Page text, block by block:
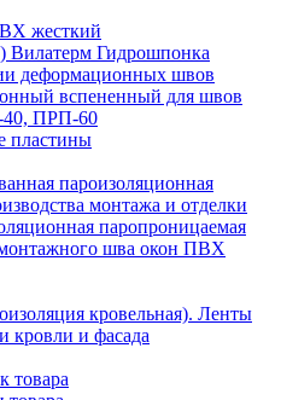
жесткий
Гидрошпонка
деформационных швов
вспененный для швов
40, ПРП-60
пластины
пароизоляционная
монтажа и отделки
паропроницаемая
шва окон ПВХ
кровельная). Ленты
кровли и фасада
товара